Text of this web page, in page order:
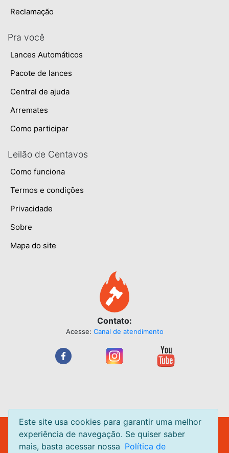
Reclamação
Pra você
Lances Automáticos
Pacote de lances
Central de ajuda
Arremates
Como participar
Leilão de Centavos
Como funciona
Termos e condições
Privacidade
Sobre
Mapa do site
Contato:
Acesse: Canal de atendimento
Leilão Quente Site de Leilão de Centavos. Leilões acontecendo
diariamente.
Este site usa cookies para garantir uma melhor
experiência de navegação. Se quiser saber
mais, basta acessar nossa Política de